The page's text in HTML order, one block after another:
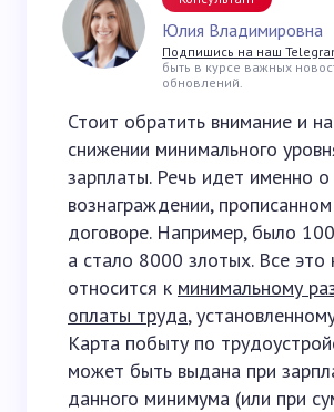
Юлия Владимировна
Подпишись на наш
быть в курсе важных
обновлений.
Стоит обратить внимание и
снижении минимального
зарплаты. Речь идет именно о
вознаграждении,
договоре. Например, было
а стало 8000 злотых. Все это
относится к минимальному
оплаты труда,
Карта побыту по
может быть выдана при
данного минимума (или при